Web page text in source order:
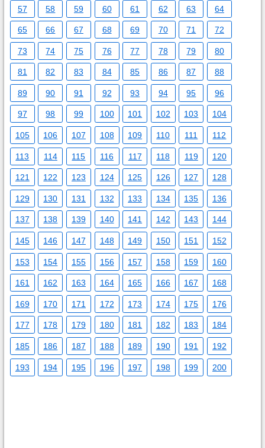
57 58 59 60 61 62 63 64
65 66 67 68 69 70 71 72
73 74 75 76 77 78 79 80
81 82 83 84 85 86 87 88
89 90 91 92 93 94 95 96
97 98 99 100 101 102 103 104
105 106 107 108 109 110 111 112
113 114 115 116 117 118 119 120
121 122 123 124 125 126 127 128
129 130 131 132 133 134 135 136
137 138 139 140 141 142 143 144
145 146 147 148 149 150 151 152
153 154 155 156 157 158 159 160
161 162 163 164 165 166 167 168
169 170 171 172 173 174 175 176
177 178 179 180 181 182 183 184
185 186 187 188 189 190 191 192
193 194 195 196 197 198 199 200